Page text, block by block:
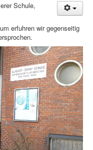
Schule,
erfuhren wir gegenseitig